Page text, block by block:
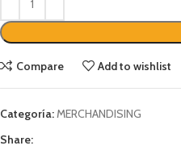
Compare Add to wishlist
Categoría:MERCHANDISING
Share: